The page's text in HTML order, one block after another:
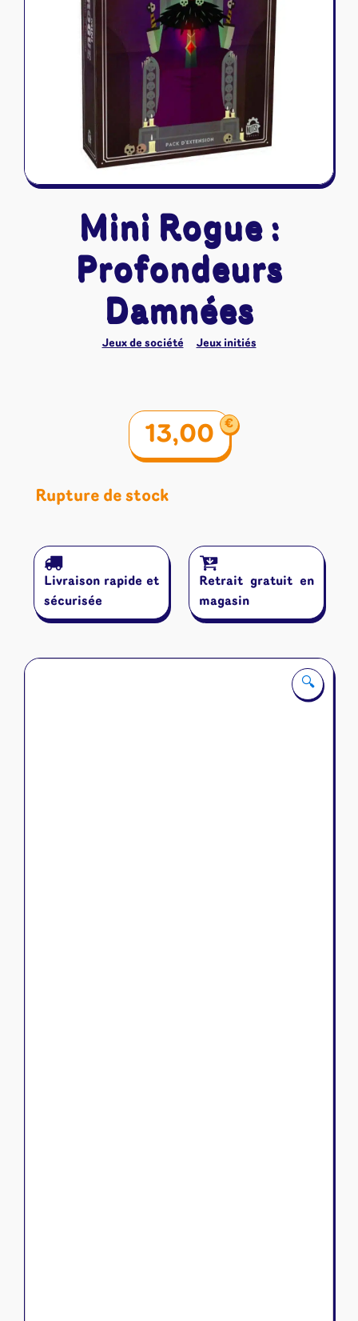
Naruto Mythos
Autres
Tapis de jeu
🔍
Mini Rogue :
Profondeurs
Damnées
Jeux de société Jeux initiés
13,00 €
Rupture de stock
Livraison rapide et
sécurisée
Retrait gratuit en
magasin